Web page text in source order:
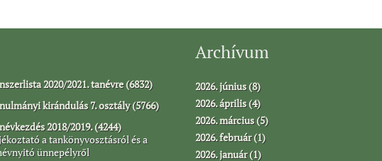
2020/2021. tanévre (6832)
kirándulás 7. osztály (5766)
2018/2019. (4244)
a tankönyvosztásról és a
ünnepélyről
Archívum
2026. június (8)
2026. április (4)
2026. március (5)
2026. február (1)
2026. január (1)